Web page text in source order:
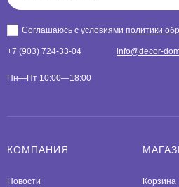
Соглашаюсь с условиями политики
+7 (903) 724-33-04 info@decor-
Пн—Пт 10:00—18:00
КОМПАНИЯ
Новости
Корзина